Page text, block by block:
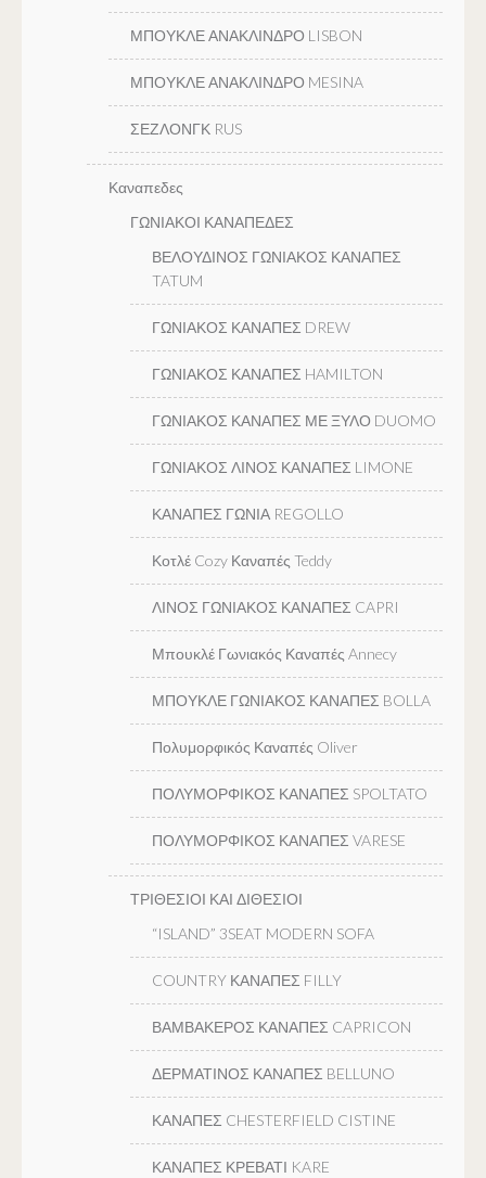
ΜΠΟΥΚΛΕ ΑΝΑΚΛΙΝΔΡΟ LISBON
ΜΠΟΥΚΛΕ ΑΝΑΚΛΙΝΔΡΟ MESINA
ΣΕΖΛΟΝΓΚ RUS
Καναπεδες
ΓΩΝΙΑΚΟΙ ΚΑΝΑΠΕΔΕΣ
ΒΕΛΟΥΔΙΝΟΣ ΓΩΝΙΑΚΟΣ ΚΑΝΑΠΕΣ
TATUM
ΓΩΝΙΑΚΟΣ ΚΑΝΑΠΕΣ DREW
ΓΩΝΙΑΚΟΣ ΚΑΝΑΠΕΣ HAMILTON
ΓΩΝΙΑΚΟΣ ΚΑΝΑΠΕΣ ΜΕ ΞΥΛΟ DUOMO
ΓΩΝΙΑΚΟΣ ΛΙΝΟΣ ΚΑΝΑΠΕΣ LIMONE
ΚΑΝΑΠΕΣ ΓΩΝΙΑ REGOLLO
Κοτλέ Cozy Καναπές Teddy
ΛΙΝΟΣ ΓΩΝΙΑΚΟΣ ΚΑΝΑΠΕΣ CAPRI
Μπουκλέ Γωνιακός Καναπές Annecy
ΜΠΟΥΚΛΕ ΓΩΝΙΑΚΟΣ ΚΑΝΑΠΕΣ BOLLA
Πολυμορφικός Καναπές Oliver
ΠΟΛΥΜΟΡΦΙΚΟΣ ΚΑΝΑΠΕΣ SPOLTATO
ΠΟΛΥΜΟΡΦΙΚΟΣ ΚΑΝΑΠΕΣ VARESE
ΤΡΙΘΕΣΙΟΙ ΚΑΙ ΔΙΘΕΣΙΟΙ
“ISLAND” 3SEAT MODERN SOFA
COUNTRY ΚΑΝΑΠΕΣ FILLY
ΒΑΜΒΑΚΕΡΟΣ ΚΑΝΑΠΕΣ CAPRICON
ΔΕΡΜΑΤΙΝΟΣ ΚΑΝΑΠΕΣ BELLUNO
ΚΑΝΑΠΕΣ CHESTERFIELD CISTINE
ΚΑΝΑΠΕΣ ΚΡΕΒΑΤΙ KARE